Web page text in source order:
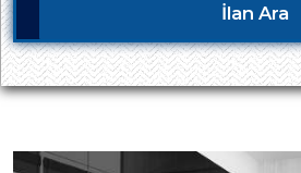
İlan Ara